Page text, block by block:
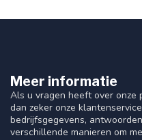
Meer informatie
Als u vragen heeft over onze
dan zeker onze
bedrijfsgegevens,
verschillende manieren om